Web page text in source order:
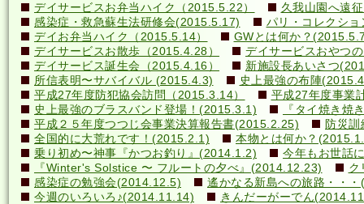
デイサービスお弁当ハイク（2015.5.22）
久我山園へ遠
感染症・救急蘇生法研修会(2015.5.17)
パリ・コレクシ
デイお弁当ハイク（2015.5.14）
GWとは何か？
デイサービスお散歩（2015.4.28）
デイサービスおやつ
デイサービス誕生会（2015.4.16）
新施設長あいさつ
所信表明〜サバイバル (2015.4.3)
史上最強の布陣
平成27年度防犯協会訪問（2015.3.14）
平成27年度事業
史上最強のブラスバンド登場！(2015.3.1)
『タイ焼き焼
平成２５年度つつじ会事業決算報告書(2015.2.25)
防災
全国的に大荒れです！(2015.2.1)
本物とは何か？
乗り初め〜神事『かつお釣り』(2014.1.2)
今年もお世話
『Winter's Solstice 〜 フルートの夕べ』(2014.12.23)
ク
感染症の勉強会(2014.12.5)
遙かなる新島への旅路・・
今週のいろいろ♪(2014.11.14)
きんだーがーでん